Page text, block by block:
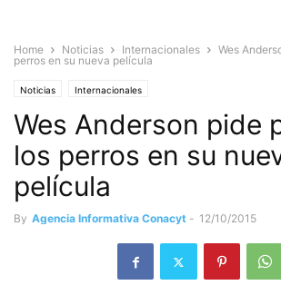
Home Noticias Internacionales
Wes
perros en su nueva película
Noticias Internacionales
Wes Anderson pide
los perros en su
película
By Agencia Informativa Conacyt - 12/10/2015